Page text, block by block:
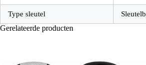
Type sleutel
Gerelateerde producten